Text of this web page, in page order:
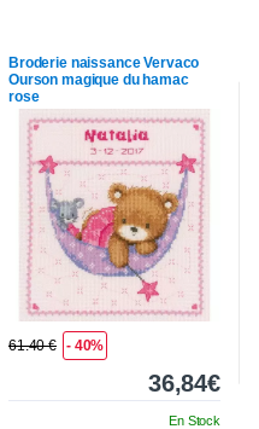
Broderie naissanceVervaco
Ourson magique du hamac
rose
61.40 € - 40%
36,84€
En Stock